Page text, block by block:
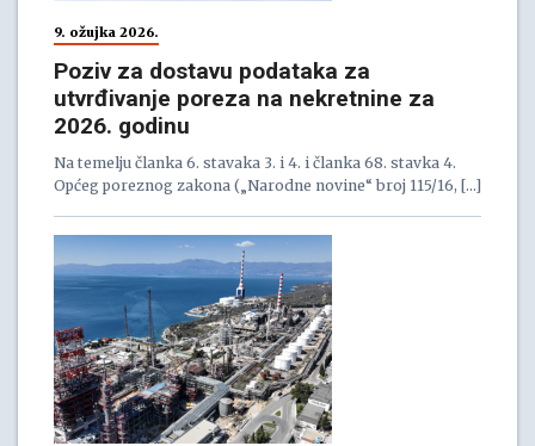
9. ožujka 2026.
Poziv za dostavu podataka za
utvrđivanje poreza na nekretnine za
2026. godinu
Na temelju članka 6. stavaka 3. i 4. i članka 68. stavka 4.
Općeg poreznog zakona („Narodne novine“ broj 115/16, […]